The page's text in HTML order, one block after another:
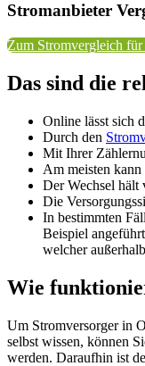
Stromanbieter
Zum Stromvergleich
Das sind die
Online lässt sich
Durch den
Mit Ihrer
Am meisten
Der Wechsel hält
Die
In bestimmten
Beispiel
welcher
Wie
Um Stromversorger in
selbst wissen, können
werden. Daraufhin ist